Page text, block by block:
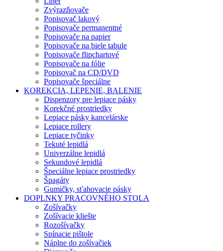
Zvýrazňovače
Popisovač lakový
Popisovače permanentné
Popisovače na papier
Popisovače na biele tabule
Popisovače flipchartové
Popisovače na fólie
Popisovač na CD/DVD
Popisovače špeciálne
KOREKCIA, LEPENIE, BALENIE
Dispenzory pre lepiace pásky
Korekčné prostriedky
Lepiace pásky kancelárske
Lepiace rollery
Lepiace tyčinky
Tekuté lepidlá
Univerzálne lepidlá
Sekundové lepidlá
Špeciálne lepiace prostriedky
Špagáty
Gumičky, sťahovacie pásky
DOPLNKY PRACOVNÉHO STOLA
Zošívačky
Zošívacie kliešte
Rozošívačky
Spínacie pištole
Náplne do zošívačiek